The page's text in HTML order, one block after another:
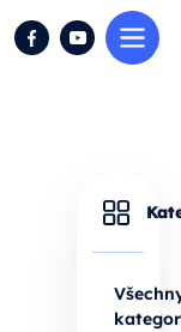
Hledat FacebookYouTube